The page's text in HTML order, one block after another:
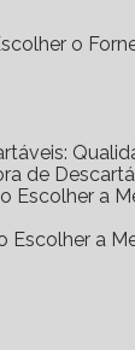
o
de
Escolher a
Escolher a